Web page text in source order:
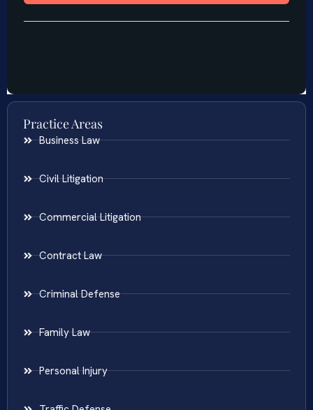
Practice Areas
Business Law
Civil Litigation
Commercial Litigation
Contract Law
Criminal Defense
Family Law
Personal Injury